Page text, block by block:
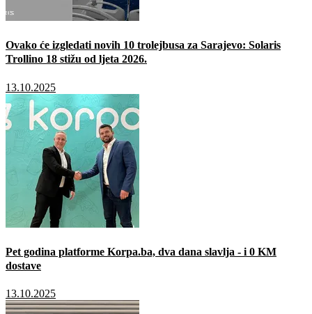
Ovako će izgledati novih 10 trolejbusa za Sarajevo: Solaris
Trollino 18 stižu od ljeta 2026.
13.10.2025
Pet godina platforme Korpa.ba, dva dana slavlja - i 0 KM
dostave
13.10.2025